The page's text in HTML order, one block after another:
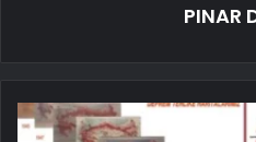
PINAR